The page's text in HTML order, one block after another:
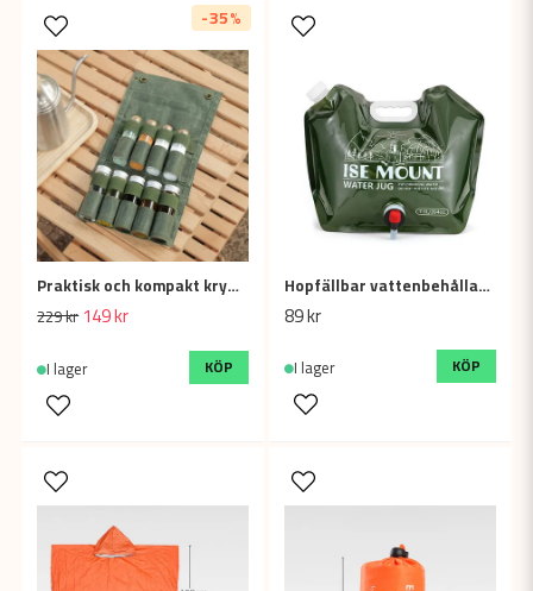
Praktisk och kompakt kryddförvaring i vaxduk för utomhusäventyr
229 kr149 kr
I lager KÖP
-35%
Hopfällbar vattenbehållare 7.5L – Smidig för camping och friluftsliv
89 kr
I lager KÖP